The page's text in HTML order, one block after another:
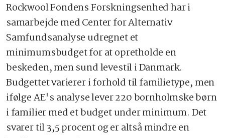
Rockwool Fondens Forskningsenhed har i
samarbejde med Center for Alternativ
Samfundsanalyse udregnet et
minimumsbudget for at opretholde en
beskeden, men sund levestil i Danmark.
Budgettet varierer i forhold til familietype, men
ifølge AE's analyse lever 220 bornholmske børn
i familier med et budget under minimum. Det
svarer til 3,5 procent og er altså mindre en